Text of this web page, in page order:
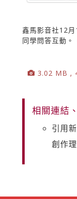
鑫馬影音社12
同學問答互動。
3.02 MB ,
相關連結
引用
創作